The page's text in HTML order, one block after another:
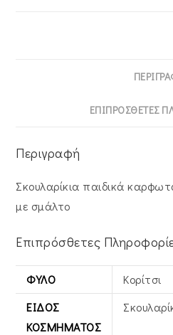
ΕΠΙΠΡΌΣΘΕΤΕΣ
Περιγραφή
Σκουλαρίκια παιδικά
με σμάλτο
Επιπρόσθετες
ΦΎΛΟ
Κορίτσι
ΕΊΔΟΣ
ΚΟΣΜΉΜΑΤΟΣ